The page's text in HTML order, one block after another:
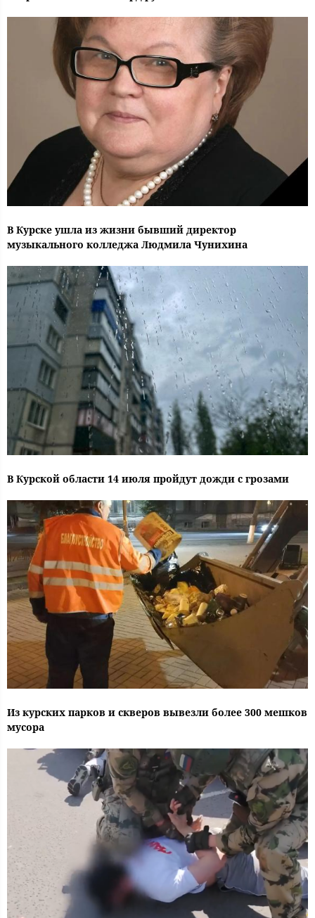
В Курске ушла из жизни бывший директор
музыкального колледжа Людмила Чунихина
В Курской области 14 июля пройдут дожди с грозами
Из курских парков и скверов вывезли более 300 мешков
мусора